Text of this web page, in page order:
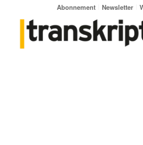
Abonnement Newsletter